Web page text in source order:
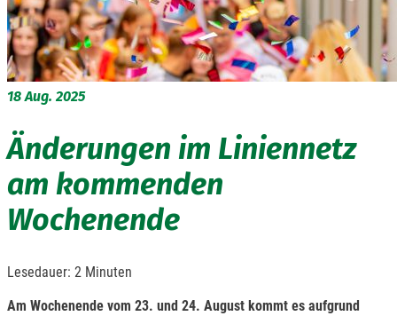
18Aug. 2025
Änderungen im Liniennetz
am kommenden
Wochenende
Lesedauer: 2 Minuten
Am Wochenende vom 23. und 24. August kommt es aufgrund